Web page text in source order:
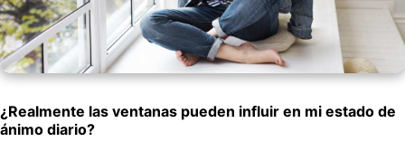
¿Realmente las ventanas pueden influir en mi estado de
ánimo diario?